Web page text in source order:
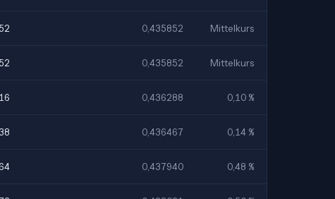
0,435852 Mittelkurs
0,435852 Mittelkurs
0,436288 0,10 %
0,436467 0,14 %
0,437940 0,48 %